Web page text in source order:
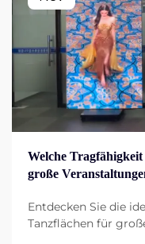
Welche
große
Entdecken Sie die
Tanzflächen für